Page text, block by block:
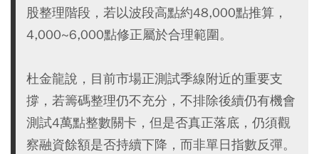
股整理階段，若以波段高點約48,000點推算，
4,000~6,000點修正屬於合理範圍。
杜金龍說，目前市場正測試季線附近的重要支
撐，若籌碼整理仍不充分，不排除後續仍有機會
測試4萬點整數關卡，但是否真正落底，仍須觀
察融資餘額是否持續下降，而非單日指數反彈。